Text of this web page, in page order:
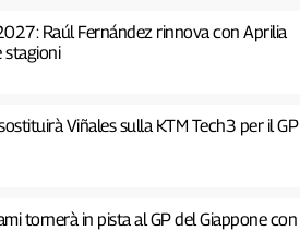
Raúl Fernández rinnova con Aprilia
stagioni
Viñales sulla KTM Tech3 per il GP
tornerà in pista al GP del Giappone con